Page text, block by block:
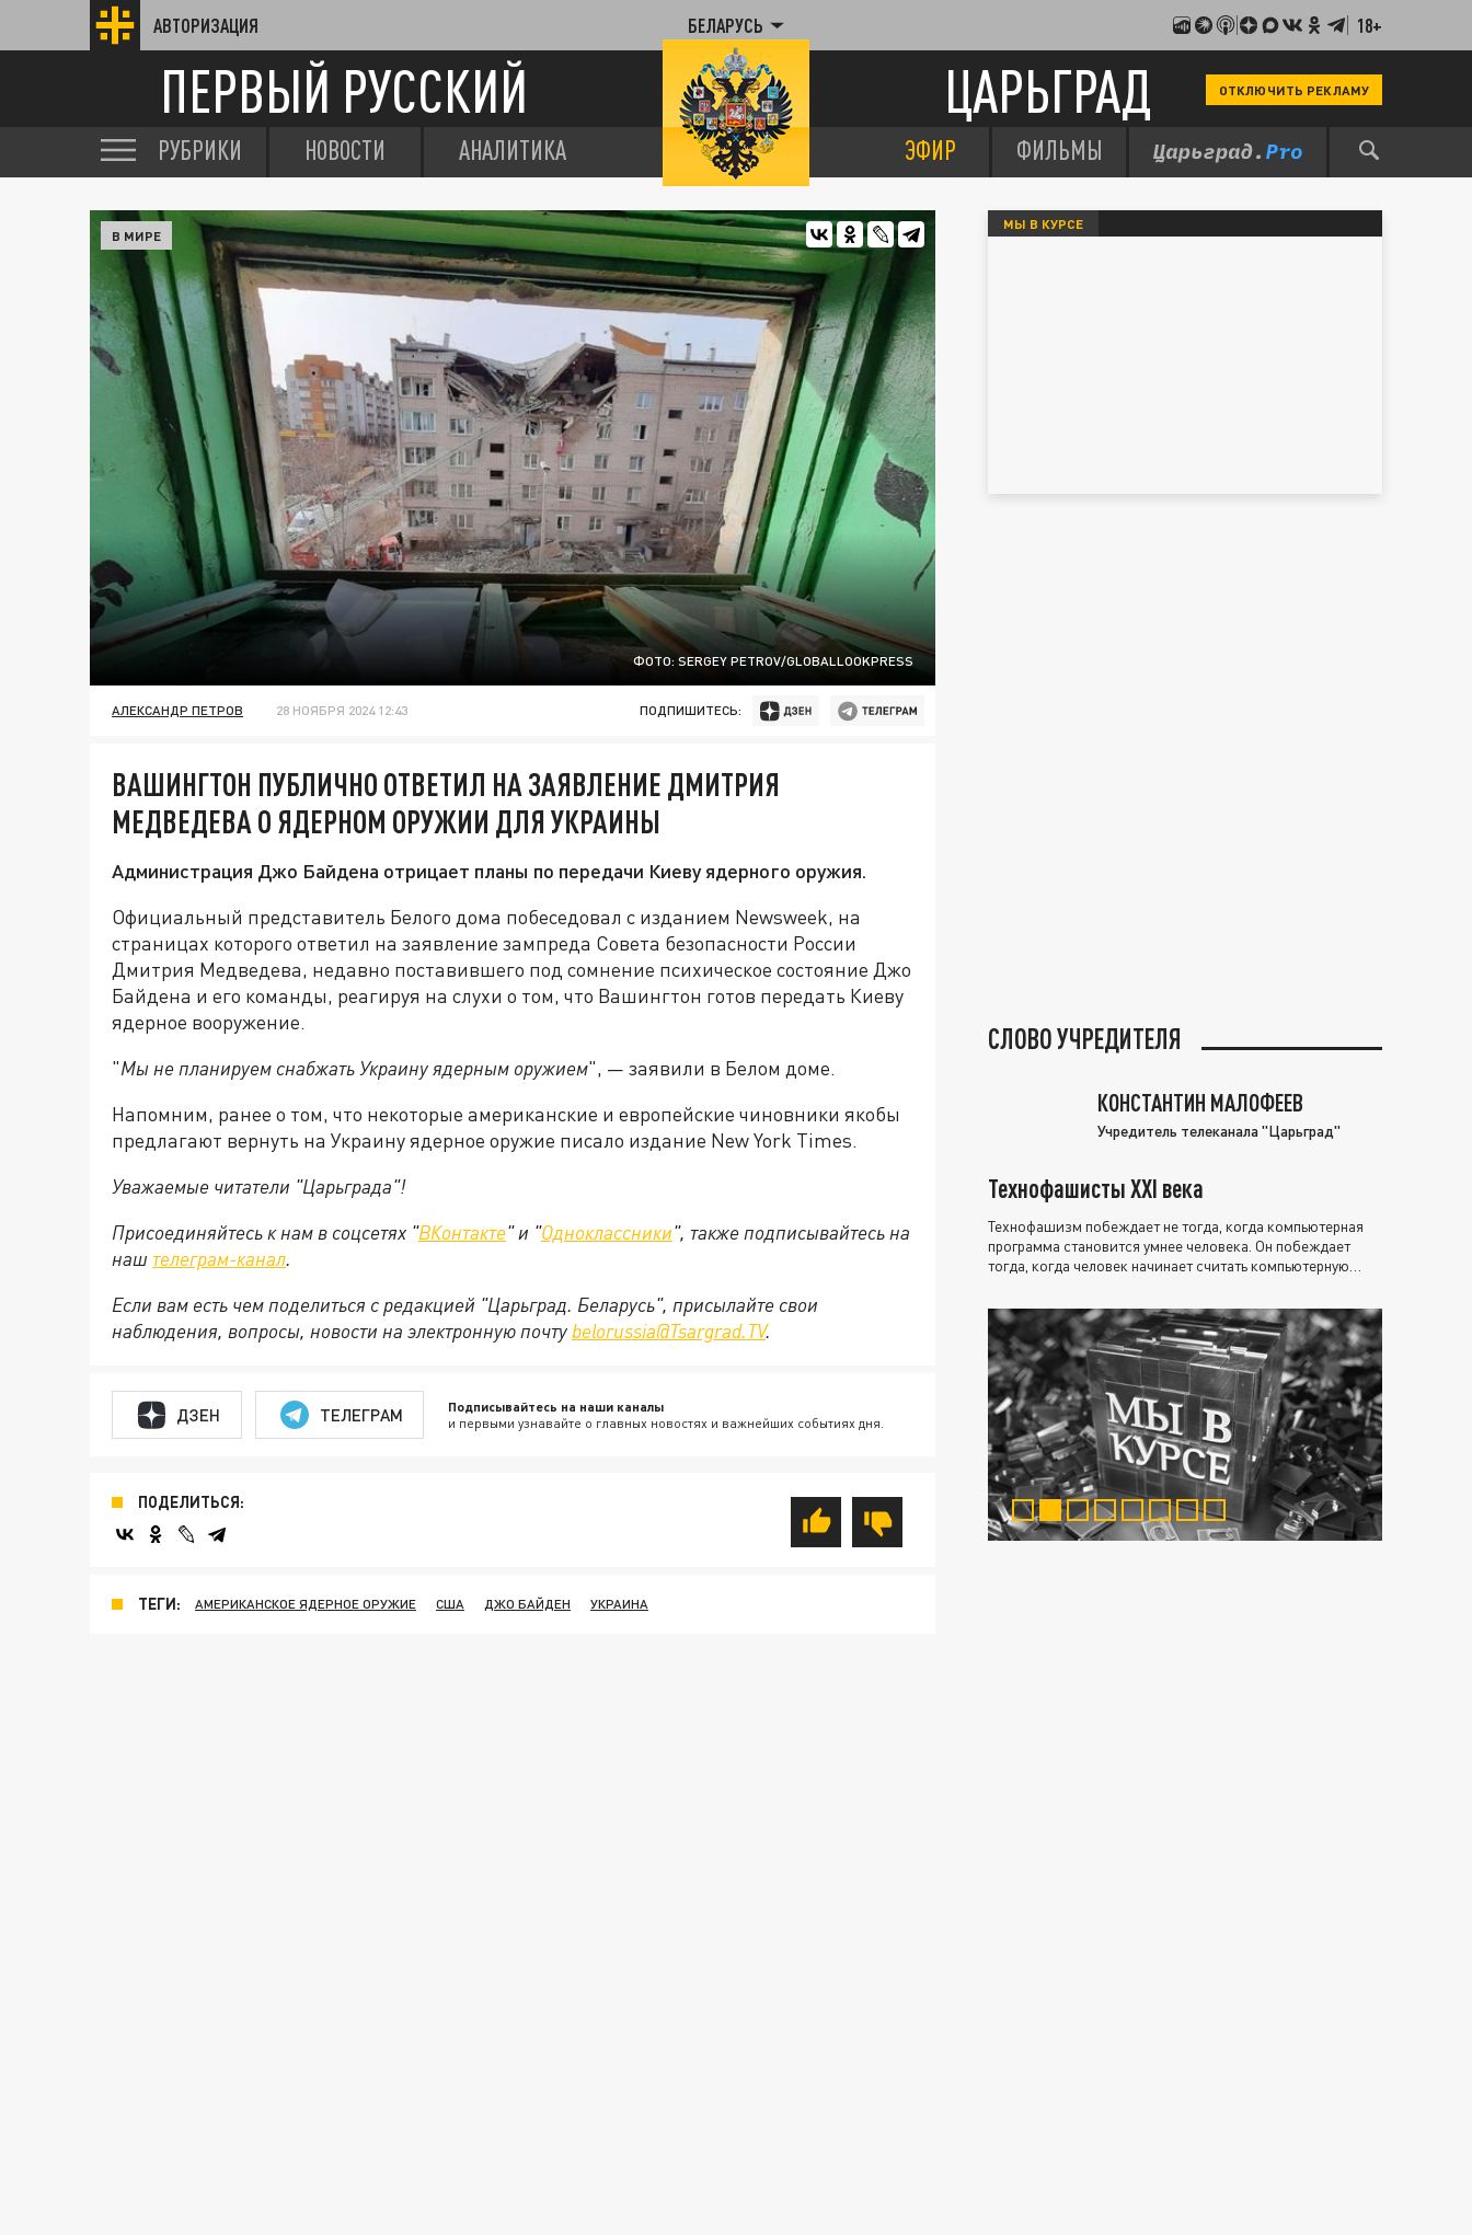
АВТОРИЗАЦИЯ БЕЛАРУСЬ 18+
ПЕРВЫЙ РУССКИЙ ЦАРЬГРАД ОТКЛЮЧИТЬ РЕКЛАМУ
РУБРИКИ НОВОСТИ АНАЛИТИКА ЭФИР ФИЛЬМЫ
ФОТО: SERGEY PETROV/GLOBALLOOKPRESS
В МИРЕ
АЛЕКСАНДР ПЕТРОВ 28 НОЯБРЯ 2024 12:43 ПОДПИШИТЕСЬ:
ВАШИНГТОН ПУБЛИЧНО ОТВЕТИЛ НА ЗАЯВЛЕНИЕ ДМИТРИЯ
МЕДВЕДЕВА О ЯДЕРНОМ ОРУЖИИ ДЛЯ УКРАИНЫ
Администрация Джо Байдена отрицает планы по передачи Киеву ядерного оружия.
Официальный представитель Белого дома побеседовал с изданием Newsweek, на
страницах которого ответил на заявление зампреда Совета безопасности России
Дмитрия Медведева, недавно поставившего под сомнение психическое состояние Джо
Байдена и его команды, реагируя на слухи о том, что Вашингтон готов передать Киеву
ядерное вооружение.
"Мы не планируем снабжать Украину ядерным оружием", — заявили в Белом доме.
Напомним, ранее о том, что некоторые американские и европейские чиновники якобы
предлагают вернуть на Украину ядерное оружие писало издание New York Times.
Уважаемые читатели "Царьграда"!
Присоединяйтесь к нам в соцсетях "ВКонтакте" и "Одноклассники", также подписывайтесь на
наш телеграм-канал.
Если вам есть чем поделиться с редакцией "Царьград. Беларусь", присылайте свои
наблюдения, вопросы, новости на электронную почту belorussia@Tsargrad.TV.
ДЗЕН ТЕЛЕГРАМ Подписывайтесь на наши каналы
и первыми узнавайте о главных новостях и важнейших событиях дня.
ПОДЕЛИТЬСЯ:
ТЕГИ: АМЕРИКАНСКОЕ ЯДЕРНОЕ ОРУЖИЕ США ДЖО БАЙДЕН УКРАИНА
МЫ В КУРСЕ
СЛОВО УЧРЕДИТЕЛЯ
КОНСТАНТИН МАЛОФЕЕВ
Учредитель телеканала "Царьград"
Технофашисты XXI века
Технофашизм побеждает не тогда, когда компьютерная
программа становится умнее человека. Он побеждает
тогда, когда человек начинает считать компьютерную